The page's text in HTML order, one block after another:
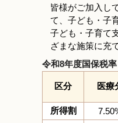
皆様がご加入し
て、子ども・子
子ども・子育て
ざまな施策に充
令和8年度国保税率
区分 医療
所得割